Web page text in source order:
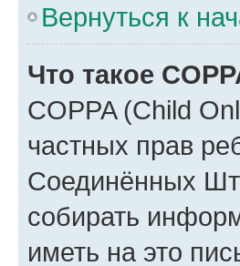
Вернуться к
Что такое
COPPA (Child
частных прав
Соединённых
собирать
иметь на это